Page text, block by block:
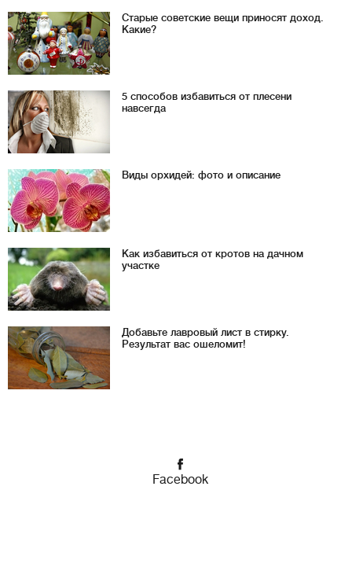
Старые советские вещи приносят доход.
Какие?
5 способов избавиться от плесени
навсегда
Виды орхидей: фото и описание
Как избавиться от кротов на дачном
участке
Добавьте лавровый лист в стирку.
Результат вас ошеломит!
Facebook